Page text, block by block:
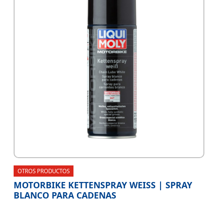
OTROS PRODUCTOS
MOTORBIKE KETTENSPRAY WEISS | SPRAY
BLANCO PARA CADENAS